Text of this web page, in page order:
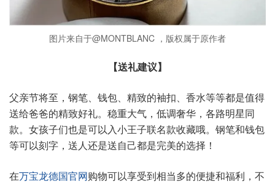
图片来自于@MONTBLANC ，版权属于原作者
【送礼建议】
父亲节将至，钢笔、钱包、精致的袖扣、香水等等都是值得
送给爸爸的精致好礼。稳重大气，低调奢华，各路明星同
款。女孩子们也是可以入小王子联名款收藏哦。钢笔和钱包
等可以刻字，送人还是送自己都是完美的选择！
在万宝龙德国官网购物可以享受到相当多的便捷和福利，不